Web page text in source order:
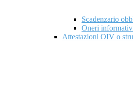
Scadenzario
Oneri
Attestazioni OIV o